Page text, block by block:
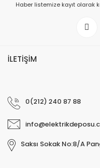
Haber listemize kayıt
İLETİŞİM
0(212) 240 87 88
Saksı Sokak No:8/A